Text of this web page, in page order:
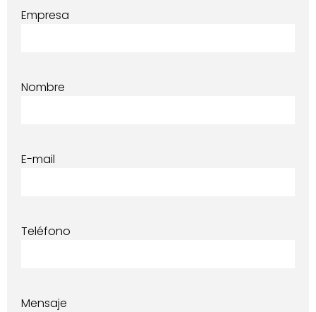
Empresa
Nombre
E-mail
Teléfono
Mensaje